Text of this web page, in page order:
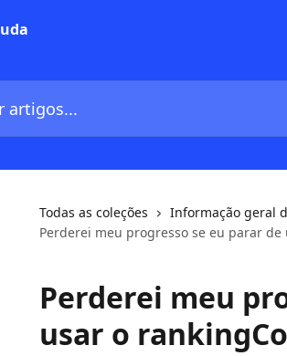
Todas as coleções
Informação geral
Perderei meu progresso se eu parar de
Perderei meu
usar o